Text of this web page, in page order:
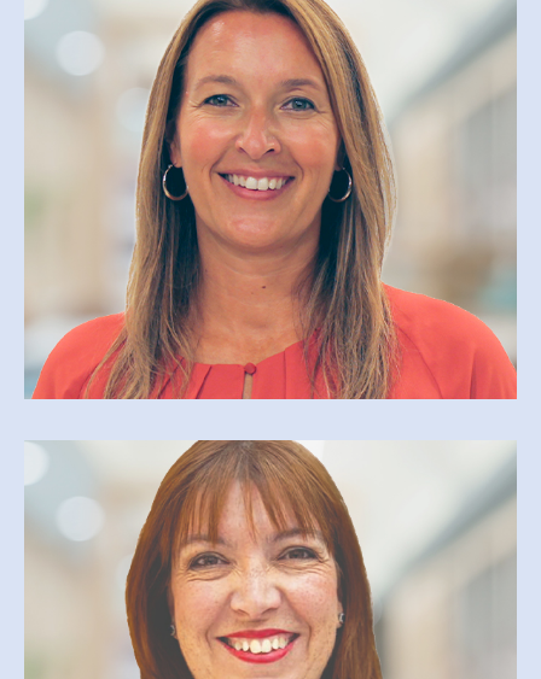
ISABELLE MARTINEAU
isabelle.martineau@cegepmv.qc.ca
JOHANNE LAROCHE